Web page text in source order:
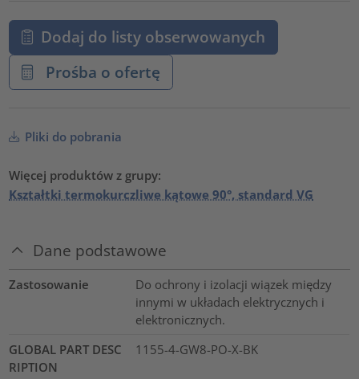
Dodaj do listy obserwowanych
Prośba o ofertę
Pliki do pobrania
Więcej produktów z grupy:
Kształtki termokurczliwe kątowe 90°, standard VG
Dane podstawowe
Zastosowanie
Do ochrony i izolacji wiązek między
innymi w układach elektrycznych i
elektronicznych.
GLOBAL PART DESC
RIPTION
1155-4-GW8-PO-X-BK